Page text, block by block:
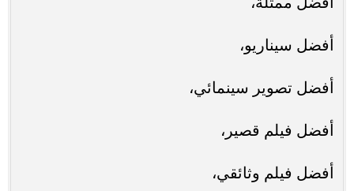
أفضل سيناريو،
أفضل تصوير سينمائي،
أفضل فيلم قصير،
أفضل فيلم وثائقي،